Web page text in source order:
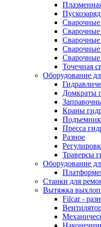
Сварочные
Точечная
Оборудование
Домкраты
Краны
Пресса
Разное
Траверсы
Оборудование
Станки для
Вытяжка
Filcar -